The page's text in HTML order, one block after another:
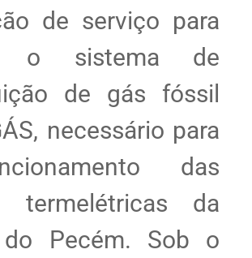
de serviço para
o sistema de
de gás fóssil
necessário para
das
termelétricas da
do Pecém. Sob o